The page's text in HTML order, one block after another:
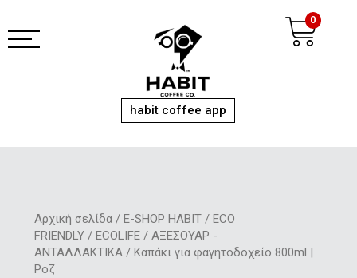
στο
περιεχόμενο
habit coffee app
0
Αρχική σελίδα/ E-SHOP HABIT/ ECO
FRIENDLY/ ECOLIFE/ ΑΞΕΣΟΥΑΡ -
ΑΝΤΑΛΛΑΚΤΙΚΑ/ Καπάκι για φαγητοδοχείο 800ml |
Ροζ